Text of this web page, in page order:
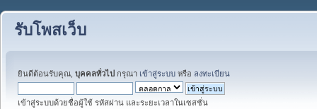
รับโพสเว็บ
ยินดีต้อนรับคุณ, บุคคลทั่วไป กรุณา เข้าสู่ระบบ หรือ ลงทะเบียน
เข้าสู่ระบบด้วยชื่อผู้ใช้ รหัสผ่าน และระยะเวลาในเซสชั่น